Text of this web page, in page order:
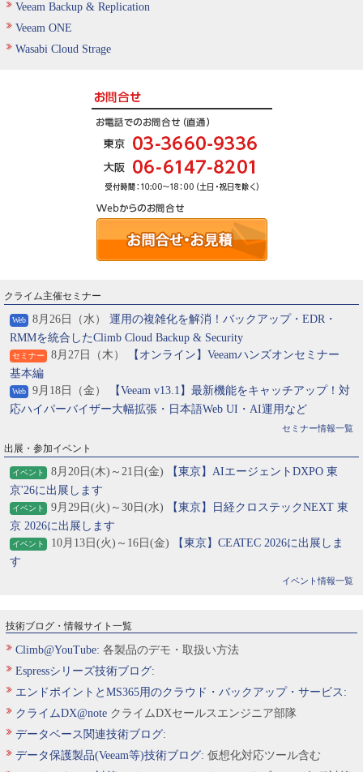
Veeam Backup & Replication
Veeam ONE
Wasabi Cloud Strage
クライム主催セミナー
Web 8月26日（水） 運用の複雑化を解消！バックアップ・EDR・
RMMを統合したClimb Cloud Backup & Security
セミナー 8月27日（木）
【オンライン】Veeamハンズオンセミナー
基本編
Web 9月18日（金）
【Veeam v13.1】最新機能をキャッチアップ！対
応ハイパーバイザー大幅拡張・日本語Web UI・AI運用など
セミナー情報一覧
出展・参加イベント
イベント 8月20日(木)～21日(金)
【東京】AIエージェントDXPO 東
京'26に出展します
イベント 9月29日(火)～30日(水)
【東京】日経クロステックNEXT 東
京 2026に出展します
イベント 10月13日(火)～16日(金)
【東京】CEATEC 2026に出展しま
す
イベント情報一覧
技術ブログ・情報サイト一覧
Climb@YouTube: 各製品のデモ・取扱い方法
Espressシリーズ技術ブログ:
エンドポイントとMS365用のクラウド・バックアップ・サービス:
クライムDX@note クライムDXセールスエンジニア部隊
データベース関連技術ブログ:
データ保護製品(Veeam等)技術ブログ: 仮想化対応ツール含む